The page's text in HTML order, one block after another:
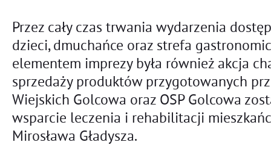
Przez cały czas trwania wydarzenia
dzieci, dmuchańce oraz strefa
elementem imprezy była również akcja
sprzedaży produktów przygotowanych
Wiejskich Golcowa oraz OSP Golcowa
wsparcie leczenia i rehabilitacji
Mirosława Gładysza.